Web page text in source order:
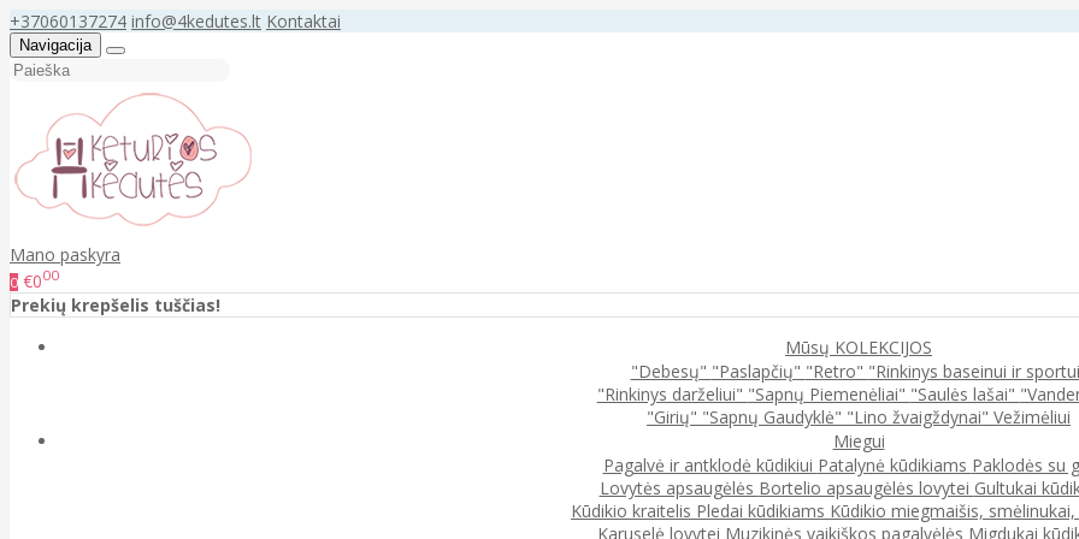
+37060137274 info@4kedutes.lt Kontaktai
Navigacija
Mano paskyra
0 €000
Prekių krepšelis tuščias!
Mūsų KOLEKCIJOS
"Debesų" "Paslapčių" "Retro" "Rinkinys baseinui ir
"Rinkinys darželiui" "Sapnų Piemenėliai" "Saulės lašai"
"Girių" "Sapnų Gaudyklė" "Lino žvaigždynai" Vežimėliui
Miegui
Pagalvė ir antklodė kūdikiui Patalynė kūdikiams Paklodės su
Lovytės apsaugėlės Bortelio apsaugėlės lovytei Gultukai
Kūdikio kraitelis Pledai kūdikiams Kūdikio miegmaišis,
Karuselė lovytei Muzikinės vaikiškos pagalvėlės Migdukai